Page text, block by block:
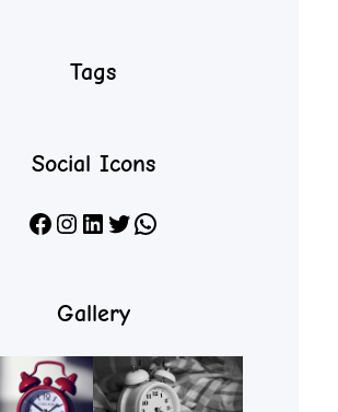
Tags
Social Icons
Facebook Instagram LinkedIn X WhatsApp
Gallery